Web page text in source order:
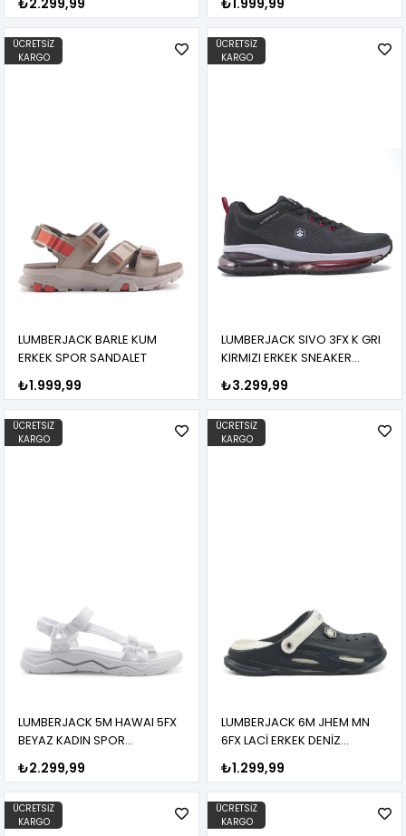
LUMBERJACK BARLE KUM
ERKEK SPOR SANDALET
₺1.999,99
ÜCRETSIZ
KARGO
LUMBERJACK SIVO 3FX K GRI
KIRMIZI ERKEK SNEAKER
AYAKKABI
₺3.299,99
ÜCRETSIZ
KARGO
LUMBERJACK 5M HAWAI 5FX
BEYAZ KADIN SPOR
₺2.299,99
ÜCRETSIZ
KARGO
LUMBERJACK 6M JHEM MN
6FX LACİ ERKEK DENİZ
₺1.299,99
ÜCRETSIZ
KARGO
ÜCRETSIZ
KARGO
ÜCRETSIZ
KARGO